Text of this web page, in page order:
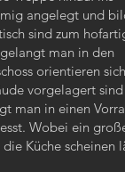
angelegt und
sind zum
man in den
orientieren
vorgelagert sind
man in einen
Wobei ein
Küche scheinen